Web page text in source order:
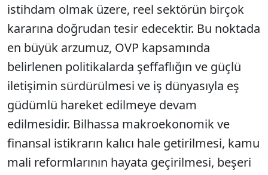
istihdam olmak üzere, reel sektörün birçok
kararına doğrudan tesir edecektir. Bu noktada
en büyük arzumuz, OVP kapsamında
belirlenen politikalarda şeffaflığın ve güçlü
iletişimin sürdürülmesi ve iş dünyasıyla eş
güdümlü hareket edilmeye devam
edilmesidir. Bilhassa makroekonomik ve
finansal istikrarın kalıcı hale getirilmesi, kamu
mali reformlarının hayata geçirilmesi, beşeri